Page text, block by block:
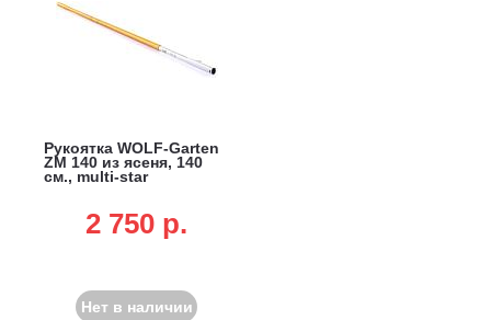
Рукоятка WOLF-Garten
ZM 140 из ясеня, 140
см., multi-star
2 750 p.
Нет в наличии